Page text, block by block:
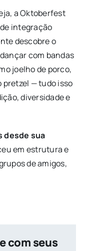
a Oktoberfest
integração
descobre o
com bandas
joelho de porco,
pretzel — tudo isso
diversidade e
desde sua
em estrutura e
de amigos,
com seus